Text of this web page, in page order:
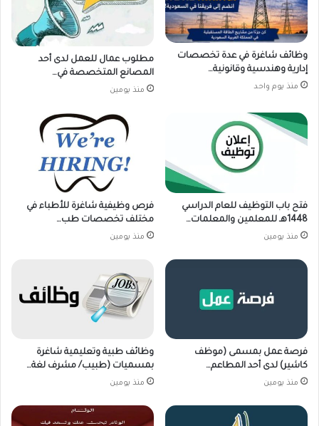
وظائف شاغرة في عدة تخصصات
إدارية وهندسية وقانونية…
منذ يوم واحد
مطلوب عمال للعمل لدى أحد
المصانع المتخصصة في…
منذ يومين
فتح باب التوظيف للعام الدراسي
1448هـ للمعلمين والمعلمات…
منذ يومين
فرص وظيفية شاغرة للأطباء في
مختلف تخصصات طب…
منذ يومين
فرصة عمل بمسمى (موظف
كاشير) لدى أحد المطاعم…
منذ يومين
وظائف طبية وتعليمية شاغرة
بمسميات (طبيب/ مشرف لغة…
منذ يومين